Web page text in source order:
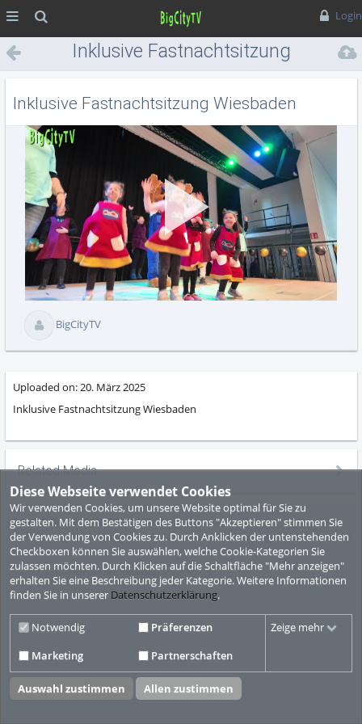
Login
Diese Webseite verwendet Cookies
Wir verwenden Cookies, um unsere Website optimal für Sie zu
gestalten. Mit dem Bestätigen des Buttons "Akzeptieren" stimmen Sie
der Verwendung von Cookies zu. Durch Anklicken der untenstehenden
Checkboxen können Sie auswählen, welche Cookie-Kategorien Sie
zulassen möchten. Durch Klicken auf die Schaltfläche "Mehr anzeigen"
erhalten Sie eine Beschreibung jeder Kategorie. Weitere Informationen
finden Sie in unserer Datenschutzerklärung.
Notwendig
Präferenzen
Marketing
Partnerschaften
Zeige mehr
Auswahl zustimmen Allen zustimmen
Inklusive Fastnachtsitzung
Wiesbaden
Inklusive Fastnachtsitzung Wiesbaden
BigCityTV
Uploaded on:20. März 2025
Inklusive Fastnachtsitzung Wiesbaden
Related Media
© ViMP GmbH 2010-2026
Desktop Version
Nutzungsbedingungen
Datenschutzbestimmungen Impressum
Video CMS powered byViMP (Ultimate)© 2010-2026